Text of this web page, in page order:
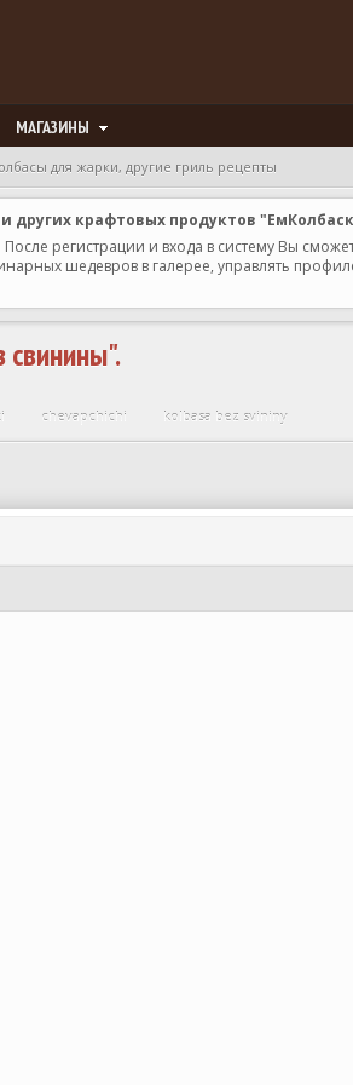
МАГАЗИНЫ
для жарки, другие гриль рецепты
крафтовых продуктов
регистрации и входа в систему Вы
шедевров в галерее, управлять
свинины".
chevapchichi kolbasa bez svininy